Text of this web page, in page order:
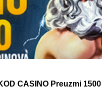
CASINO Preuzmi 1500